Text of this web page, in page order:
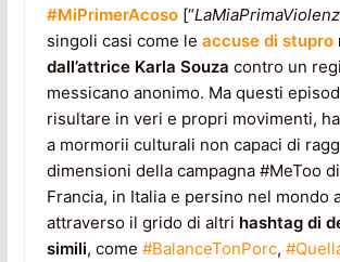
#MiPrimerAcoso [“
singoli casi come le accuse di stupro
dall’attrice Karla Souza contro un
messicano anonimo. Ma questi
risultare in veri e propri movimenti,
a mormorii culturali non capaci di
dimensioni della campagna #MeToo
Francia, in Italia e persino nel mondo
attraverso il grido di altri hashtag di
simili, come #BalanceTonPorc,